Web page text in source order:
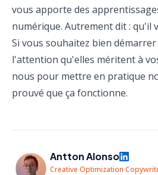
vous apporte des
numérique. Autrement dit : qu'il
Si vous souhaitez bien
l'attention qu'elles méritent à
nous pour mettre en pratique
prouvé que ça fonctionne.
Antton Alonso
Creative Optimization